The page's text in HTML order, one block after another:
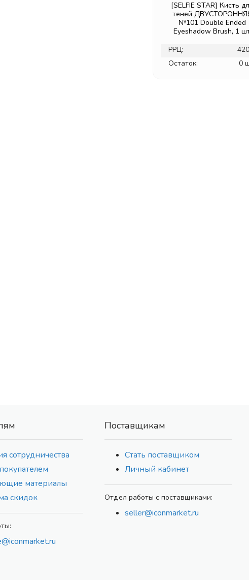
[SELFIE STAR] Кисть
теней
№101 Double Ended
Eyeshadow Brush, 1
РРЦ:
Остаток:
0
сотрудничества
материалы
скидок
Поставщикам
Стать поставщиком
Личный кабинет
Отдел работы с поставщиками:
seller@iconmarket.ru